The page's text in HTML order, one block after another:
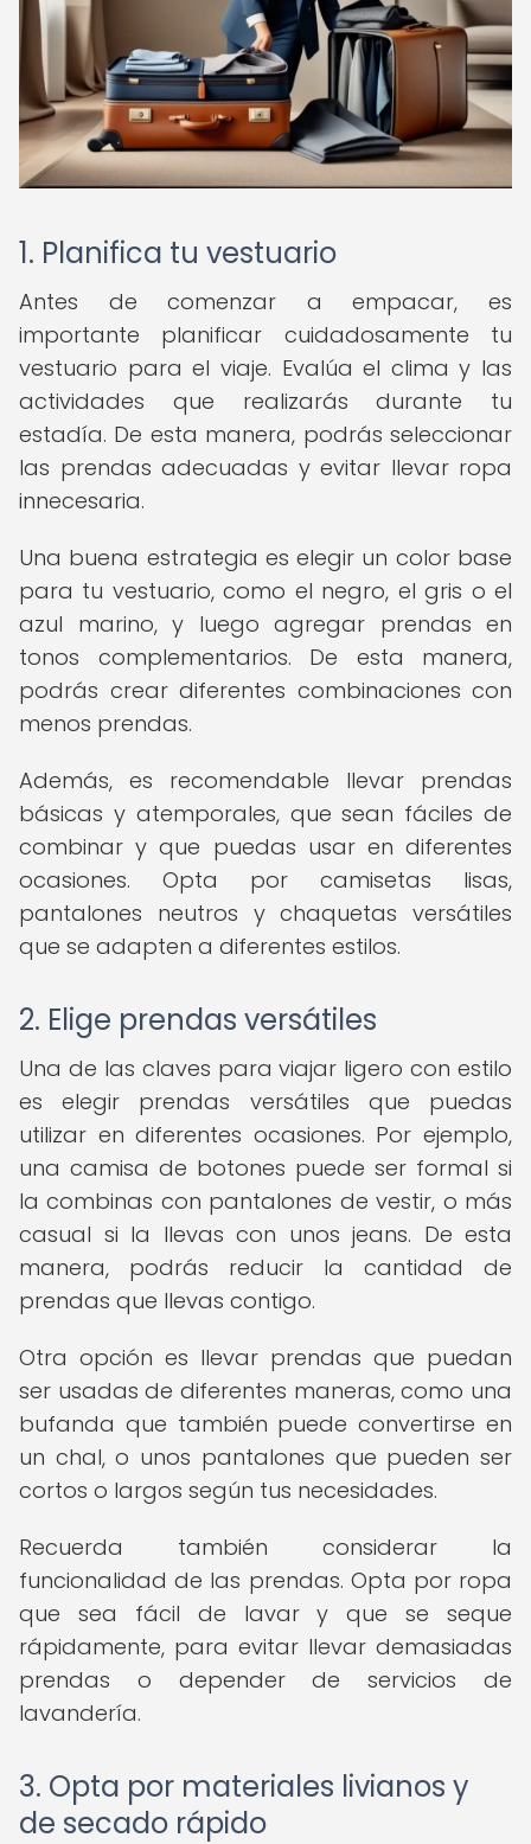
1. Planifica tu vestuario
Antes de comenzar a empacar, es
importante planificar cuidadosamente tu
vestuario para el viaje. Evalúa el clima y las
actividades que realizarás durante tu
estadía. De esta manera, podrás seleccionar
las prendas adecuadas y evitar llevar ropa
innecesaria.
Una buena estrategia es elegir un color base
para tu vestuario, como el negro, el gris o el
azul marino, y luego agregar prendas en
tonos complementarios. De esta manera,
podrás crear diferentes combinaciones con
menos prendas.
Además, es recomendable llevar prendas
básicas y atemporales, que sean fáciles de
combinar y que puedas usar en diferentes
ocasiones. Opta por camisetas lisas,
pantalones neutros y chaquetas versátiles
que se adapten a diferentes estilos.
2. Elige prendas versátiles
Una de las claves para viajar ligero con estilo
es elegir prendas versátiles que puedas
utilizar en diferentes ocasiones. Por ejemplo,
una camisa de botones puede ser formal si
la combinas con pantalones de vestir, o más
casual si la llevas con unos jeans. De esta
manera, podrás reducir la cantidad de
prendas que llevas contigo.
Otra opción es llevar prendas que puedan
ser usadas de diferentes maneras, como una
bufanda que también puede convertirse en
un chal, o unos pantalones que pueden ser
cortos o largos según tus necesidades.
Recuerda también considerar la
funcionalidad de las prendas. Opta por ropa
que sea fácil de lavar y que se seque
rápidamente, para evitar llevar demasiadas
prendas o depender de servicios de
lavandería.
3. Opta por materiales livianos y
de secado rápido